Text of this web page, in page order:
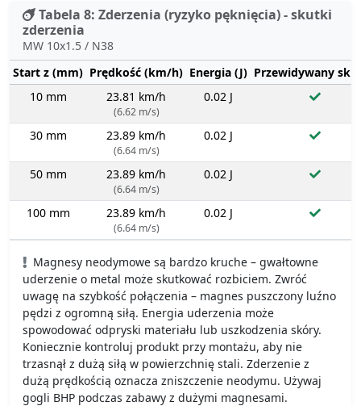
Tabela 8: Zderzenia (ryzyko pęknięcia) - skutki
zderzenia
MW 10x1.5 / N38
Start z (mm) Prędkość (km/h) Energia (J) Przewidywany
10 mm
23.81 km/h
(6.62 m/s)
0.02 J
30 mm 23.89 km/h
(6.64 m/s)
0.02 J
50 mm 23.89 km/h
(6.64 m/s)
0.02 J
100 mm 23.89 km/h
(6.64 m/s)
0.02 J
Magnesy neodymowe są bardzo kruche – gwałtowne
uderzenie o metal może skutkować rozbiciem. Zwróć
uwagę na szybkość połączenia – magnes puszczony luźno
pędzi z ogromną siłą. Energia uderzenia może
spowodować odpryski materiału lub uszkodzenia skóry.
Koniecznie kontroluj produkt przy montażu, aby nie
trzasnął z dużą siłą w powierzchnię stali. Zderzenie z
dużą prędkością oznacza zniszczenie neodymu. Używaj
gogli BHP podczas zabawy z dużymi magnesami.